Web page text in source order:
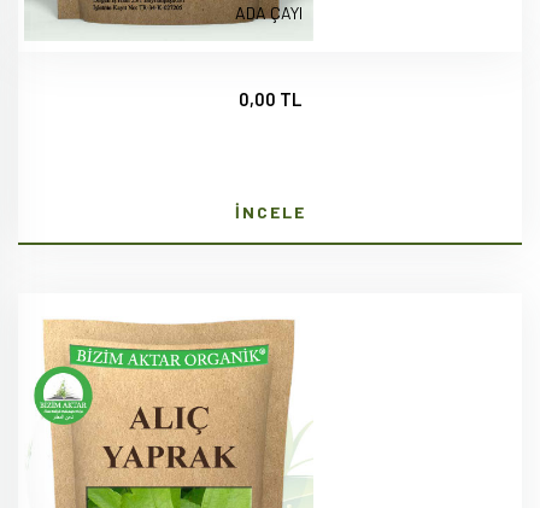
ADA ÇAYI
0,00 TL
İNCELE